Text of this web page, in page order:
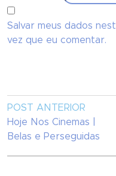
Salvar meus dados
vez que eu comentar.
POST ANTERIOR
Hoje Nos Cinemas |
Belas e Perseguidas